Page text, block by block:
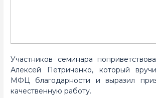
Участников семинара
Алексей Петриченко, который
МФЦ благодарности и выразил
качественную работу.